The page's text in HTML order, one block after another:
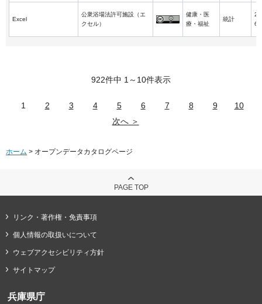
Excel
公衆浴場法許可施設（エ
クセル）
健康・医
療・福祉
統計
6-
922件中 1～10件表示
1 2 3 4 5 6 7 8 9
10
次へ ＞
ホーム > オープンデータカタログページ
PAGE TOP
リンク・著作権・免責事項
個人情報の取扱いについて
ウェブアクセシビリティ方針
サイトマップ
兵庫県庁